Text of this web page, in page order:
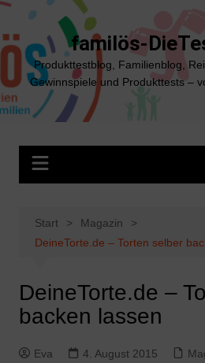
Zum
springen
familös-
Produkttestblog, Familienblog,
Gewinnspiele und Produkttests –
Start
Magazin
DeineTorte.de – Torten selber
DeineTorte.de –
backen lassen
Eva 4. August 2015